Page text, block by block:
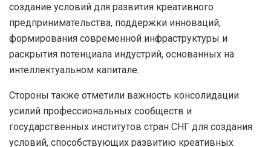
создание условий для развития креативного
предпринимательства, поддержки инноваций,
формирования современной инфраструктуры и
раскрытия потенциала индустрий, основанных на
интеллектуальном капитале.
Стороны также отметили важность консолидации
усилий профессиональных сообществ и
государственных институтов стран СНГ для создания
условий, способствующих развитию креативных